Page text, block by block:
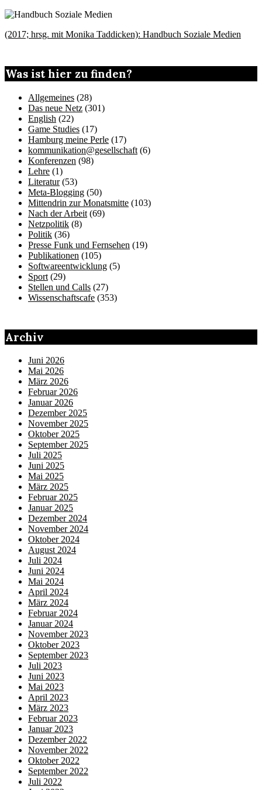
(2017; hrsg. mit Monika Taddicken): Handbuch Soziale Medien
Was ist hier zu finden?
Allgemeines (28)
Das neue Netz (301)
English (22)
Game Studies (17)
Hamburg meine Perle (17)
kommunikation@gesellschaft (6)
Konferenzen (98)
Lehre (1)
Literatur(53)
Meta-Blogging (50)
Mittendrin zur Monatsmitte (103)
Nach der Arbeit (69)
Netzpolitik (8)
Politik (36)
Presse Funk und Fernsehen (19)
Publikationen (105)
Softwareentwicklung (5)
Sport (29)
Stellen und Calls (27)
Wissenschaftscafe (353)
Archiv
Juni 2026
Mai 2026
März 2026
Februar 2026
Januar 2026
Dezember 2025
November 2025
Oktober 2025
September 2025
Juli 2025
Juni 2025
Mai 2025
März 2025
Februar 2025
Januar 2025
Dezember 2024
November 2024
Oktober 2024
August 2024
Juli 2024
Juni 2024
Mai 2024
April 2024
März 2024
Februar 2024
Januar 2024
November 2023
Oktober 2023
September 2023
Juli 2023
Juni 2023
Mai 2023
April 2023
März 2023
Februar 2023
Januar 2023
Dezember 2022
November 2022
Oktober 2022
September 2022
Juli 2022